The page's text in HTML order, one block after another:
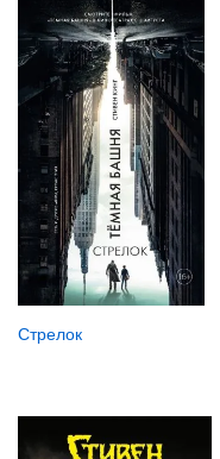
Стрелок